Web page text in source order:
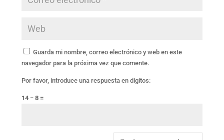
Guarda mi nombre, correo electrónico y web en este
navegador para la próxima vez que comente.
Por favor, introduce una respuesta en dígitos:
14 − 8 =